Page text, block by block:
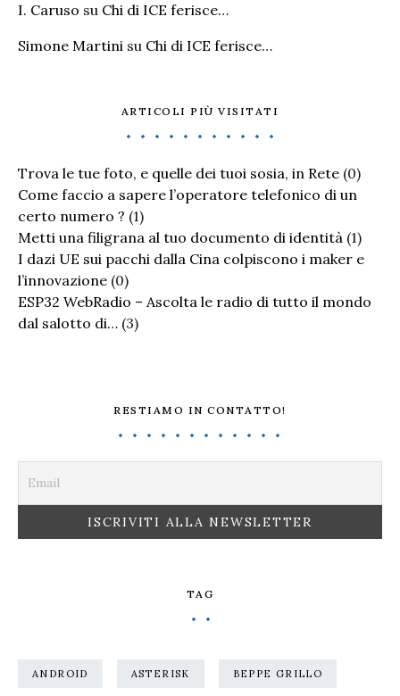
I. Caruso su Chi di ICE ferisce…
Simone Martini su Chi di ICE ferisce…
ARTICOLI PIÙ VISITATI
Trova le tue foto, e quelle dei tuoi sosia, in Rete (0)
Come faccio a sapere l’operatore telefonico di un
certo numero ? (1)
Metti una filigrana al tuo documento di identità (1)
I dazi UE sui pacchi dalla Cina colpiscono i maker e
l’innovazione (0)
ESP32 WebRadio – Ascolta le radio di tutto il mondo
dal salotto di… (3)
RESTIAMO IN CONTATTO!
TAG
ANDROID ASTERISK BEPPE GRILLO